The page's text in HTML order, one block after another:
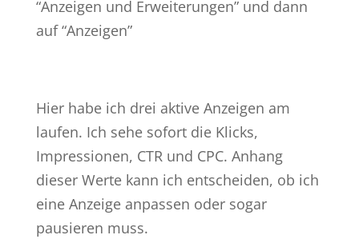
“Anzeigen und Erweiterungen” und dann
auf “Anzeigen”
Hier habe ich drei aktive Anzeigen am
laufen. Ich sehe sofort die Klicks,
Impressionen, CTR und CPC. Anhang
dieser Werte kann ich entscheiden, ob ich
eine Anzeige anpassen oder sogar
pausieren muss.